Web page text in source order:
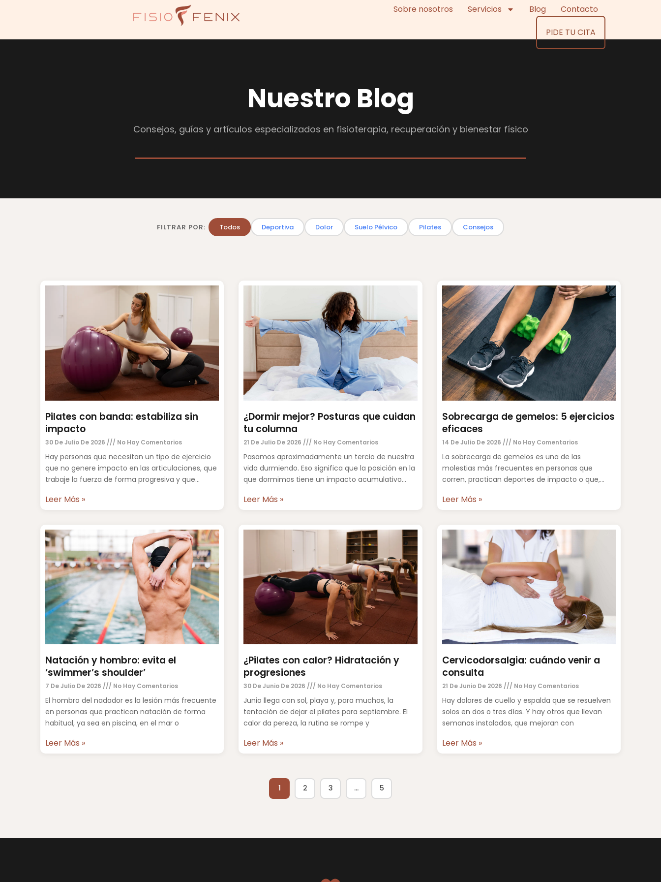
Sobre nosotros Servicios Blog Contacto
PIDE TU CITA
Nuestro Blog
Consejos, guías y artículos especializados en fisioterapia, recuperación y bienestar físico
FILTRAR POR: Todos Deportiva Dolor Suelo Pélvico Pilates Consejos
Pilates con banda: estabiliza sin
impacto
30 De Julio De 2026 No Hay Comentarios
Hay personas que necesitan un tipo de ejercicio
que no genere impacto en las articulaciones, que
trabaje la fuerza de forma progresiva y que
Leer Más »
¿Dormir mejor? Posturas que cuidan
tu columna
21 De Julio De 2026 No Hay Comentarios
Pasamos aproximadamente un tercio de nuestra
vida durmiendo. Eso significa que la posición en la
que dormimos tiene un impacto acumulativo
Leer Más »
Sobrecarga de gemelos: 5 ejercicios
eficaces
14 De Julio De 2026 No Hay Comentarios
La sobrecarga de gemelos es una de las
molestias más frecuentes en personas que
corren, practican deportes de impacto o que,
Leer Más »
Natación y hombro: evita el
‘swimmer’s shoulder’
7 De Julio De 2026 No Hay Comentarios
El hombro del nadador es la lesión más frecuente
en personas que practican natación de forma
habitual, ya sea en piscina, en el mar o
Leer Más »
¿Pilates con calor? Hidratación y
progresiones
30 De Junio De 2026 No Hay Comentarios
Junio llega con sol, playa y, para muchos, la
tentación de dejar el pilates para septiembre. El
calor da pereza, la rutina se rompe y
Leer Más »
Cervicodorsalgia: cuándo venir a
consulta
21 De Junio De 2026 No Hay Comentarios
Hay dolores de cuello y espalda que se resuelven
solos en dos o tres días. Y hay otros que llevan
semanas instalados, que mejoran con
Leer Más »
1 2 3 … 5